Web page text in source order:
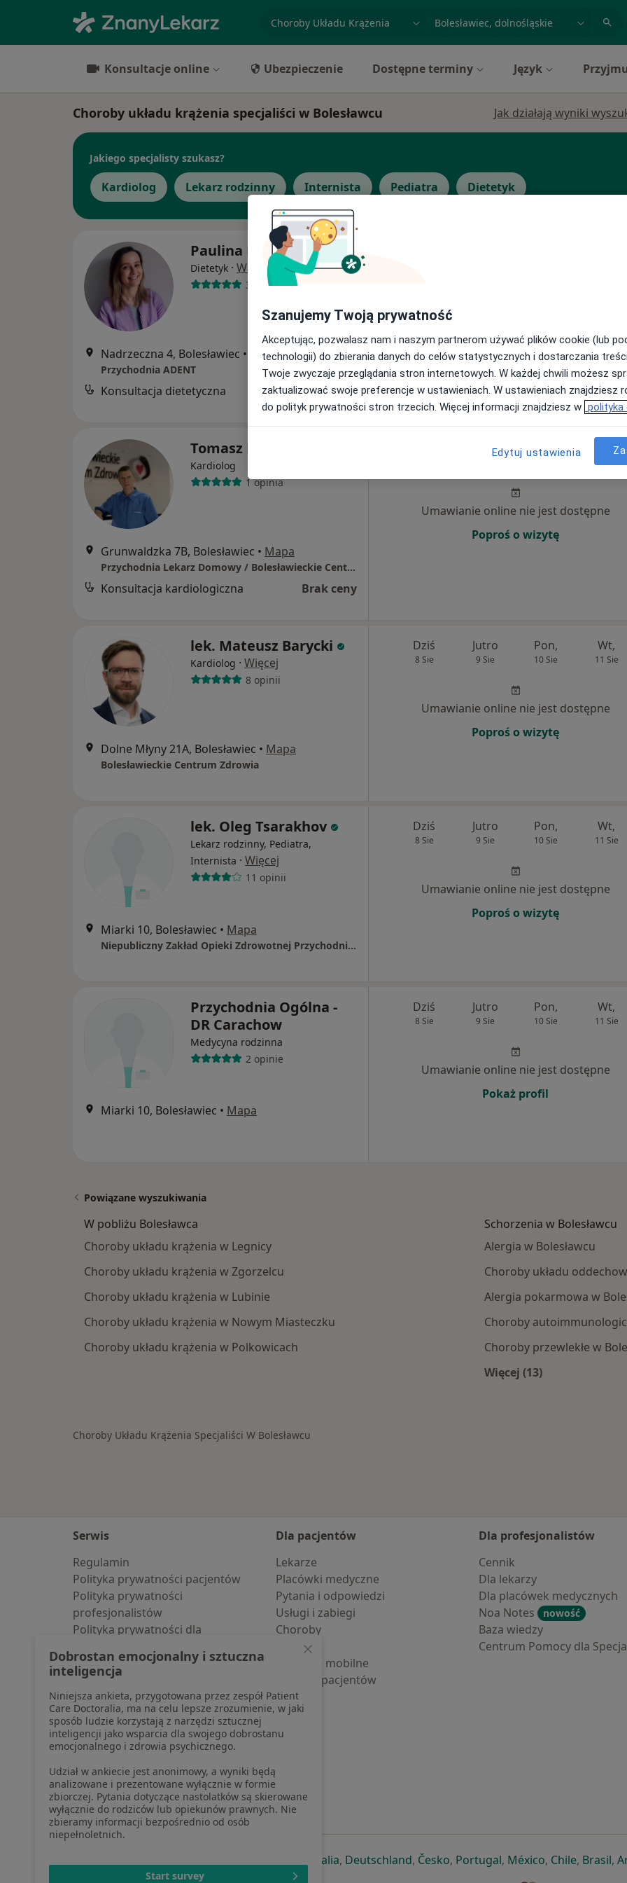
miasto lub dzielnica
Konsultacje online Ubezpieczenie Dostępne terminy Język
Choroby układu krążenia specjaliści w Bolesławcu Jak działają wyniki
Jakiego specjalisty szukasz?
Kardiolog Lekarz rodzinny Internista Pediatra Dietetyk
Paulina Kurczab
Dietetyk · Więcej
3 opinie
Nadrzeczna 4, Bolesławiec • Mapa
Przychodnia ADENT
Konsultacja dietetyczna 150 zł
Umawianie online nie jest dostępne
Poproś o wizytę
Tomasz Ryżewski
Kardiolog
1 opinia
Grunwaldzka 7B, Bolesławiec • Mapa
Przychodnia Lekarz Domowy / Bolesławieckie Centrum Zdrowia
Konsultacja kardiologiczna Brak ceny
Jutro Pon, Wt,
11 Sie
Umawianie online nie jest dostępne
Poproś o wizytę
lek. Mateusz Barycki
Kardiolog · Więcej
8 opinii
Dolne Młyny 21A, Bolesławiec • Mapa
Bolesławieckie Centrum Zdrowia
Dziś
8 Sie
Jutro
9 Sie
Pon,
10 Sie
Wt,
11 Sie
Umawianie online nie jest dostępne
Poproś o wizytę
lek. Oleg Tsarakhov
Lekarz rodzinny, Pediatra,
Internista · Więcej
11 opinii
Miarki 10, Bolesławiec • Mapa
Niepubliczny Zakład Opieki Zdrowotnej Przychodnia Ogólna - " DR CARACHOW"
Dziś
8 Sie
Jutro
9 Sie
Pon,
10 Sie
Wt,
11 Sie
Umawianie online nie jest dostępne
Poproś o wizytę
Przychodnia Ogólna -
DR Carachow
Medycyna rodzinna
2 opinie
Miarki 10, Bolesławiec • Mapa
Dziś
8 Sie
Jutro
9 Sie
Pon,
10 Sie
Wt,
11 Sie
Umawianie online nie jest dostępne
Pokaż profil
Powiązane wyszukiwania
W pobliżu Bolesławca
Choroby układu krążenia w Legnicy
Choroby układu krążenia w Zgorzelcu
Choroby układu krążenia w Lubinie
Choroby układu krążenia w Nowym Miasteczku
Choroby układu krążenia w Polkowicach
Schorzenia w Bolesławcu
Alergia w Bolesławcu
Choroby układu
Alergia pokarmowa w
Choroby
Choroby przewlekłe w
Więcej (13)
Choroby Układu Krążenia Specjaliści W Bolesławcu
Serwis
Regulamin
Polityka prywatności pacjentów
Polityka prywatności
profesjonalistów
Polityka prywatności dla
pozyskaliśmy samodzielnie
Polityka cookies
Jak działają wyniki wyszukiwania
Dostępność
O nas
Praca Rekrutujemy!
Partnerzy
Centrum prasowe
Kontakt
Dla pacjentów
Lekarze
Placówki medyczne
Pytania i odpowiedzi
Usługi i zabiegi
Choroby
Pomoc
Aplikacje mobilne
Blog dla pacjentów
Dla profesjonalistów
Cennik
Dla lekarzy
Dla placówek medycznych
Noa Notes
nowość
Baza wiedzy
Centrum Pomocy dla
otwiera się w nowej karcie
otwiera się w nowej karcie
otwiera się w nowej karcie
Italiaotwiera się w nowej karcie
, Deutschlandotwiera się w nowej karcie
, Českootwiera się w nowej karcie
, Portugalotwiera się w nowej
, Méxicootwiera się w
, Chileotwiera
, Brasil,
Szanujemy Twoją prywatność
Akceptując, pozwalasz nam i naszym partnerom używać plików cookie (lub
technologii) do zbierania danych do celów statystycznych i dostarczania
Twoje zwyczaje przeglądania stron internetowych. W każdej chwili możesz
zaktualizować swoje preferencje w ustawieniach. W ustawieniach znajdziesz
do polityk prywatności stron trzecich. Więcej informacji znajdziesz w polityka
Edytuj ustawienia
Dobrostan emocjonalny i sztuczna
inteligencja
Niniejsza ankieta, przygotowana przez zespół Patient
Care Doctoralia, ma na celu lepsze zrozumienie, w jaki
sposób ludzie korzystają z narzędzi sztucznej
inteligencji jako wsparcia dla swojego dobrostanu
emocjonalnego i zdrowia psychicznego.
Udział w ankiecie jest anonimowy, a wyniki będą
analizowane i prezentowane wyłącznie w formie
zbiorczej. Pytania dotyczące nastolatków są skierowane
wyłącznie do rodziców lub opiekunów prawnych. Nie
zbieramy informacji bezpośrednio od osób
niepełnoletnich.
Start survey